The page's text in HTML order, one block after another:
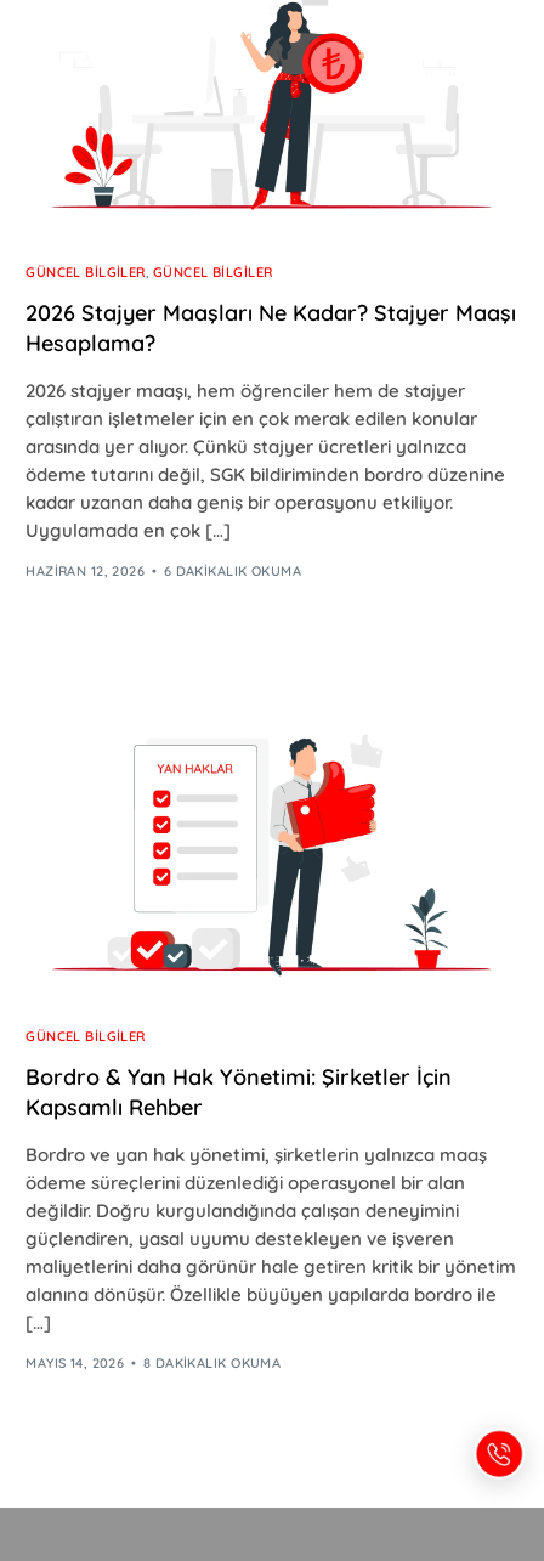
GÜNCEL BILGILER, GÜNCEL BILGILER
2026 Stajyer Maaşları Ne Kadar? Stajyer Maaşı
Hesaplama?
2026 stajyer maaşı, hem öğrenciler hem de stajyer
çalıştıran işletmeler için en çok merak edilen konular
arasında yer alıyor. Çünkü stajyer ücretleri yalnızca
ödeme tutarını değil, SGK bildiriminden bordro düzenine
kadar uzanan daha geniş bir operasyonu etkiliyor.
Uygulamada en çok […]
HAZIRAN 12, 2026 6 DAKIKALIK OKUMA
GÜNCEL BILGILER
Bordro & Yan Hak Yönetimi: Şirketler İçin
Kapsamlı Rehber
Bordro ve yan hak yönetimi, şirketlerin yalnızca maaş
ödeme süreçlerini düzenlediği operasyonel bir alan
değildir. Doğru kurgulandığında çalışan deneyimini
güçlendiren, yasal uyumu destekleyen ve işveren
maliyetlerini daha görünür hale getiren kritik bir yönetim
alanına dönüşür. Özellikle büyüyen yapılarda bordro ile
[…]
MAYIS 14, 2026 8 DAKIKALIK OKUMA